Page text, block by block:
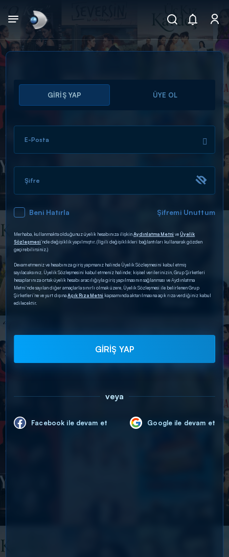
Arama
ARAMA SONUÇLARI
DİĞER SONUÇLAR
GİRİŞ YAP ÜYE OL
E-Posta
Şifre
Beni Hatırla Şifremi Unuttum
Merhaba, kullanmakta olduğunuz üyelik hesabınıza ilişkinAydınlatma Metni veÜyelik
Sözleşmesi’nde değişiklik yapılmıştır. (İlgili değişiklikleri bağlantıları kullanarak gözden
geçirebilirsiniz.)
Devam etmeniz ve hesabınıza giriş yapmanız halinde Üyelik Sözleşmesini kabul etmiş
sayılacaksınız. Üyelik Sözleşmesini kabul etmeniz halinde; kişisel verilerinizin, Grup Şirketleri
hesaplarınıza ortak üyelik hesabı aracılığıyla giriş yapılmasının sağlanması ve Aydınlatma
Metni’nde sayılan diğer amaçlarla sınırlı olmak üzere, Üyelik Sözleşmesi ile belirlenen Grup
Şirketleri’ne ve yurt dışınaAçık Rıza Metni kapsamında aktarılmasına açık rıza verdiğiniz kabul
edilecektir.
GİRİŞ YAP
veya
Facebook ile devam et Google ile devam et